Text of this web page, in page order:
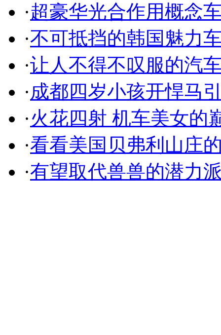
·超豪华光合作用概念
·不可抵挡的韩国魅力
·让人不得不叹服的汽
·成都四岁小孩开悍马
·火花四射 机车美女的
·看看美国贝弗利山庄
·有望取代兽兽的潜力